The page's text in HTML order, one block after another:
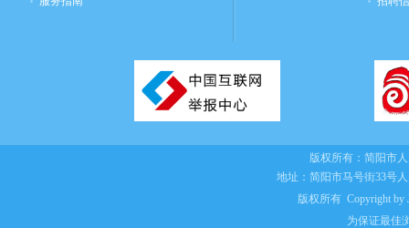
版权所有： 简阳市
地址：简阳市马号街33号
版权所有 Copyright by
为保证最佳